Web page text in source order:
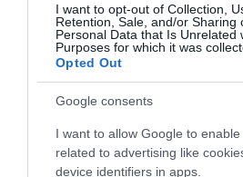
I want to opt-out of Collection,
Retention, Sale, and/or Sharing
Personal Data that Is Unrelated
Purposes for which it was
Opted Out
Google consents
I want to allow Google to
related to advertising like
device identifiers in apps.
Κόκκινος συναγερμός για
σήμερα στην Εύβοια – Προσοχή
10.08.2026 | 12:20
Πέθανε κτηνοτρόφος μετά τη
θανάτωση του κοπαδιού του
10.08.2026 | 12:00